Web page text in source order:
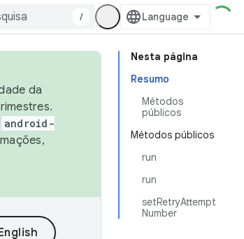
/
Nesta página
Resumo
Métodos
públicos
Métodos públicos
run
run
setRetryAttempt
Number
da
android-